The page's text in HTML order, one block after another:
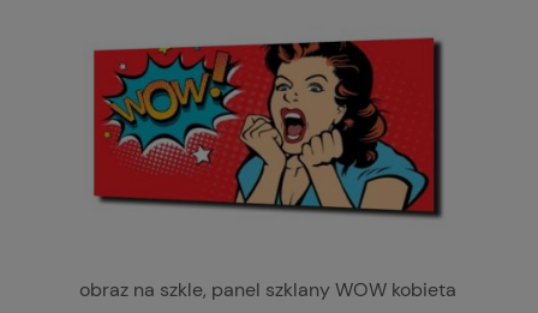
obraz na szkle, panel szklany WOW kobieta